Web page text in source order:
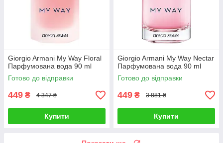
Giorgio Armani My Way Floral
Парфумована вода 90 ml
Готово до відправки
449 ₴ 4 347 ₴
Купити
Giorgio Armani My Way Nectar
Парфумована вода 90 ml
Готово до відправки
449 ₴ 3 881 ₴
Купити